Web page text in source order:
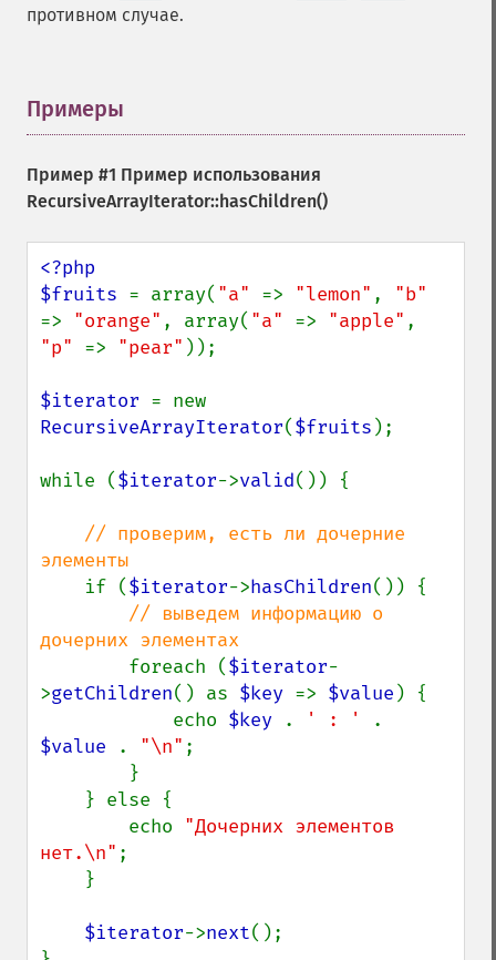
противном случае.
Примеры
Пример #1 Пример использования
RecursiveArrayIterator::hasChildren()
<?php
$fruits = array( "a" => "lemon" ,
=> "orange" , array( "a" => "apple"
"p" => "pear" ));
$iterator
RecursiveArrayIterator($fruits );
while ($iterator->valid()) {
// проверим, есть ли дочерние
элементы
if ($iterator->hasChildren()) {
// выведем информацию о
дочерних элементах
foreach ($iterator-
>getChildren() as $key => $value ) {
            echo
$key . ' : '
$value
. "\n" ;
        echo
"Дочерних элементов
нет.\n" ;
$iterator->next();